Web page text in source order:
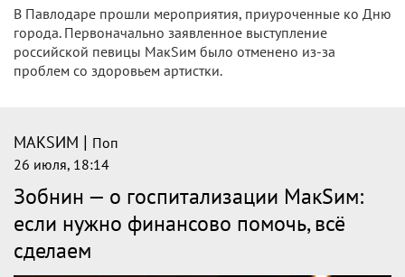
В Павлодаре прошли мероприятия, приуроченные ко Дню
города. Первоначально заявленное выступление
российской певицы МакSим было отменено из-за
проблем со здоровьем артистки.
МАКSИМ | Поп
26 июля, 18:14
Зобнин — о госпитализации МакSим:
если нужно финансово помочь, всё
сделаем